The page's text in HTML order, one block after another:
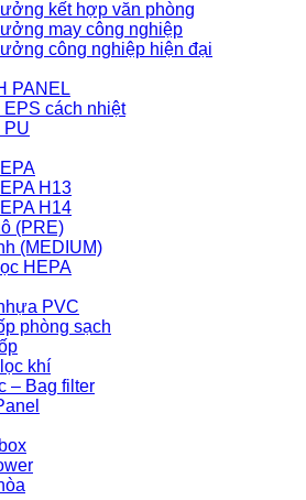
kết hợp văn phòng
may công nghiệp
công nghiệp hiện đại
PANEL
EPS cách nhiệt
PU
H13
H14
(PRE)
(MEDIUM)
HEPA
PVC
phòng sạch
khí
– Bag filter